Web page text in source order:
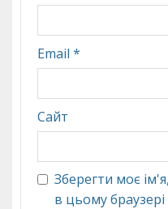
Email *
Сайт
Зберегти моє
в цьому